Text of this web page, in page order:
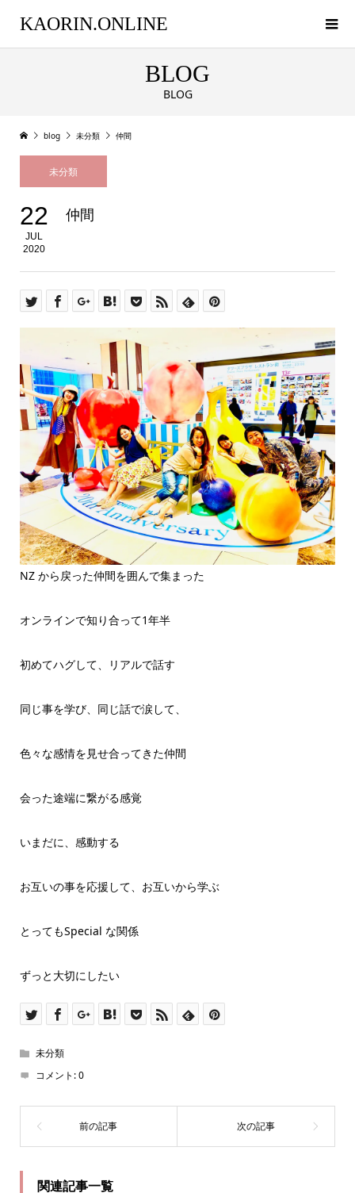
KAORIN.ONLINE
BLOG
BLOG
blog 未分類 仲間
未分類
22
JUL
2020
仲間
NZ から戻った仲間を囲んで集まった
オンラインで知り合って1年半
初めてハグして、リアルで話す
同じ事を学び、同じ話で涙して、
色々な感情を見せ合ってきた仲間
会った途端に繋がる感覚
いまだに、感動する
お互いの事を応援して、お互いから学ぶ
とってもSpecial な関係
ずっと大切にしたい
未分類
コメント:0
関連記事一覧